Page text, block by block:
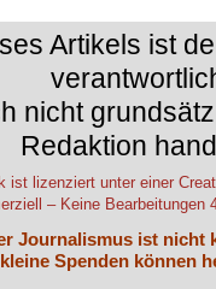
Artikels ist
nicht
Redaktion
ist lizenziert unter einer
– Keine Bearbeitungen
Journalismus ist nicht
Spenden können